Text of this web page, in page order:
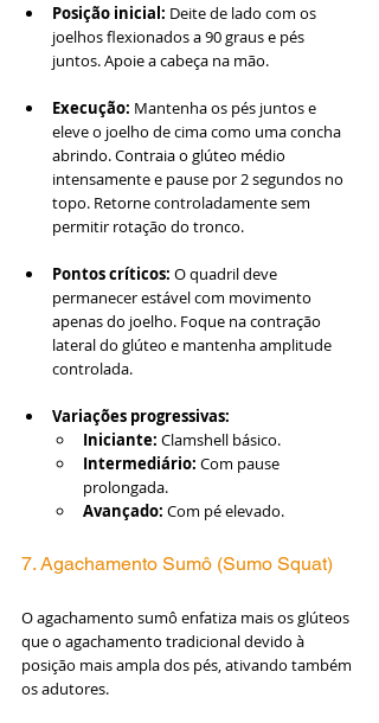
Posição inicial: Deite de lado com os
joelhos flexionados a 90 graus e pés
juntos. Apoie a cabeça na mão.
Execução: Mantenha os pés juntos e
eleve o joelho de cima como uma concha
abrindo. Contraia o glúteo médio
intensamente e pause por 2 segundos no
topo. Retorne controladamente sem
permitir rotação do tronco.
Pontos críticos: O quadril deve
permanecer estável com movimento
apenas do joelho. Foque na contração
lateral do glúteo e mantenha amplitude
controlada.
Variações progressivas:
Iniciante: Clamshell básico.
Intermediário: Com pause
prolongada.
Avançado: Com pé elevado.
7. Agachamento Sumô (Sumo Squat)
O agachamento sumô enfatiza mais os glúteos
que o agachamento tradicional devido à
posição mais ampla dos pés, ativando também
os adutores.